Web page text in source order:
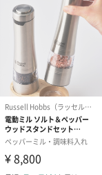
ブドフラワーを同
めご了承くださ